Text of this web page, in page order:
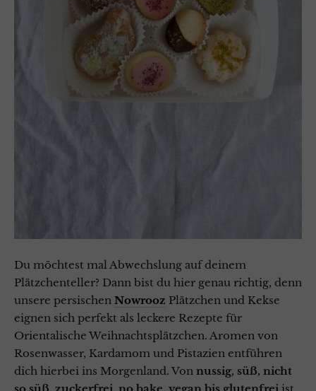
Du möchtest mal Abwechslung auf deinem
Plätzchenteller? Dann bist du hier genau richtig, denn
unsere persischen Nowrooz Plätzchen und Kekse
eignen sich perfekt als leckere Rezepte für
Orientalische Weihnachtsplätzchen. Aromen von
Rosenwasser, Kardamom und Pistazien entführen
dich hierbei ins Morgenland. Von nussig, süß, nicht